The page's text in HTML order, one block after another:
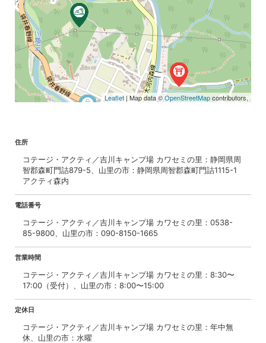
Leaflet | Map data ©OpenStreetMapcontributors,
住所
コテージ・アクティ／吉川キャンプ場 カワセミの里：静岡県周
智郡森町門詰879-5、山里の市：静岡県周智郡森町門詰1115-1
アクティ森内
電話番号
コテージ・アクティ／吉川キャンプ場 カワセミの里：0538-
85-9800、山里の市：090-8150-1665
営業時間
コテージ・アクティ／吉川キャンプ場 カワセミの里：8:30〜
17:00（受付）、山里の市：8:00〜15:00
定休日
コテージ・アクティ／吉川キャンプ場 カワセミの里：年中無
休、山里の市：水曜